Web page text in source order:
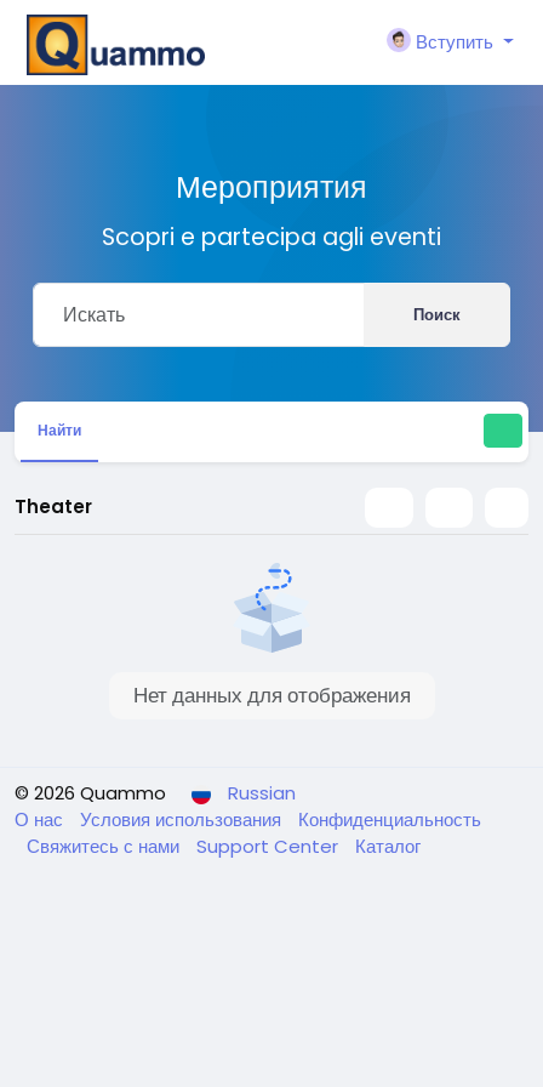
Вступить
Мероприятия
Scopri e partecipa agli eventi
Поиск
Найти
Theater
Нет данных для отображения
© 2026 Quammo
Russian
О нас
Условия использования
Конфиденциальность
Свяжитесь с нами
Support Center Каталог